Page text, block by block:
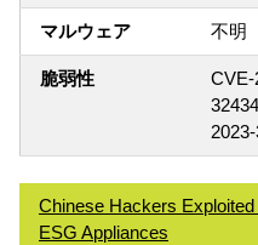
マルウェア 不明
脆弱性
CVE-
Chinese Hackers
ESG Appliances